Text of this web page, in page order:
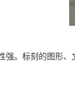
强。标刻的图形、